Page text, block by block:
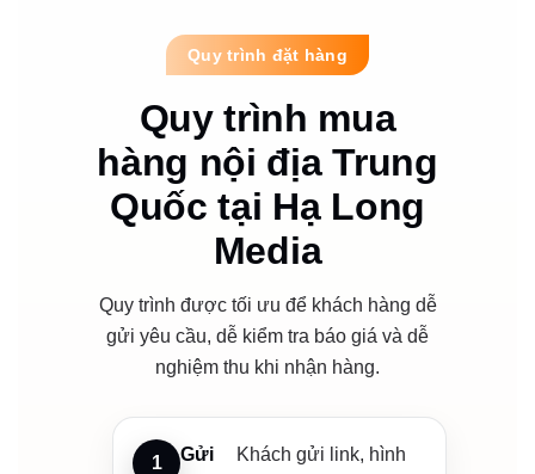
Quy trình đặt hàng
Quy trình mua
hàng nội địa Trung
Quốc tại Hạ Long
Media
Quy trình được tối ưu để khách hàng dễ
gửi yêu cầu, dễ kiểm tra báo giá và dễ
nghiệm thu khi nhận hàng.
Gửi
Khách gửi link, hình